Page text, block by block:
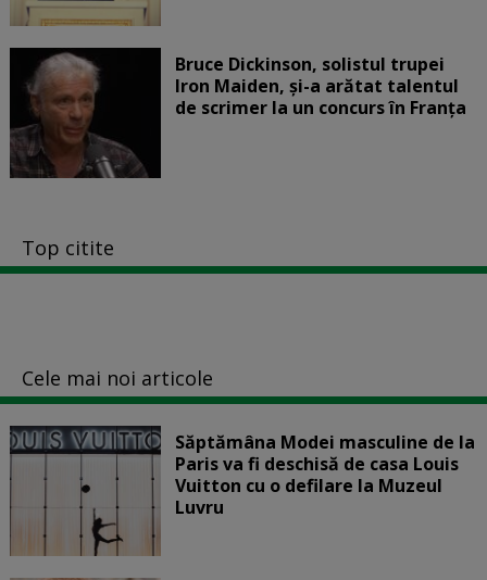
Bruce Dickinson, solistul trupei
Iron Maiden, şi-a arătat talentul
de scrimer la un concurs în Franţa
Top citite
Cele mai noi articole
Săptămâna Modei masculine de la
Paris va fi deschisă de casa Louis
Vuitton cu o defilare la Muzeul
Luvru